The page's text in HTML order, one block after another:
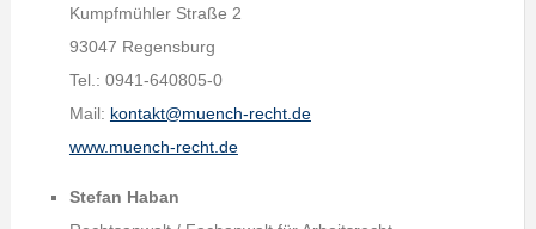
Kumpfmühler Straße 2
93047 Regensburg
Tel.: 0941-640805-0
Mail: kontakt@muench-recht.de
www.muench-recht.de
Stefan Haban